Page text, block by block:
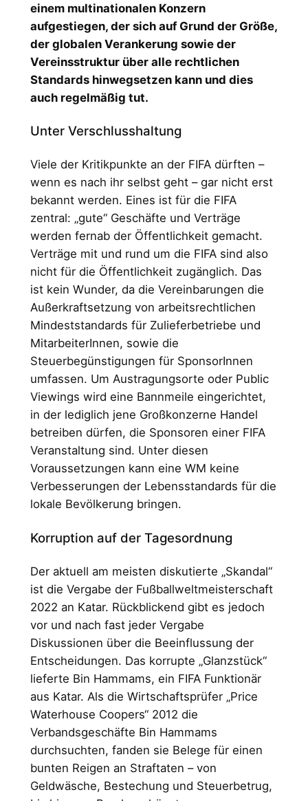
einem multinationalen Konzern
aufgestiegen, der sich auf Grund der Größe,
der globalen Verankerung sowie der
Vereinsstruktur über alle rechtlichen
Standards hinwegsetzen kann und dies
auch regelmäßig tut.
Unter Verschlusshaltung
Viele der Kritikpunkte an der FIFA dürften –
wenn es nach ihr selbst geht – gar nicht erst
bekannt werden. Eines ist für die FIFA
zentral: „gute“ Geschäfte und Verträge
werden fernab der Öffentlichkeit gemacht.
Verträge mit und rund um die FIFA sind also
nicht für die Öffentlichkeit zugänglich. Das
ist kein Wunder, da die Vereinbarungen die
Außerkraftsetzung von arbeitsrechtlichen
Mindeststandards für Zulieferbetriebe und
MitarbeiterInnen, sowie die
Steuerbegünstigungen für SponsorInnen
umfassen. Um Austragungsorte oder Public
Viewings wird eine Bannmeile eingerichtet,
in der lediglich jene Großkonzerne Handel
betreiben dürfen, die Sponsoren einer FIFA
Veranstaltung sind. Unter diesen
Voraussetzungen kann eine WM keine
Verbesserungen der Lebensstandards für die
lokale Bevölkerung bringen.
Korruption auf der Tagesordnung
Der aktuell am meisten diskutierte „Skandal“
ist die Vergabe der Fußballweltmeisterschaft
2022 an Katar. Rückblickend gibt es jedoch
vor und nach fast jeder Vergabe
Diskussionen über die Beeinflussung der
Entscheidungen. Das korrupte „Glanzstück“
lieferte Bin Hammams, ein FIFA Funktionär
aus Katar. Als die Wirtschaftsprüfer „Price
Waterhouse Coopers“ 2012 die
Verbandsgeschäfte Bin Hammams
durchsuchten, fanden sie Belege für einen
bunten Reigen an Straftaten – von
Geldwäsche, Bestechung und Steuerbetrug,